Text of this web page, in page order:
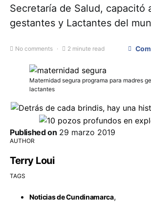
Secretaría de Salud, capacitó
gestantes y Lactantes del
No comments 2 minute read
Maternidad segura programa para madres
lactantes
Published on 29 marzo 2019
AUTHOR
Terry Loui
TAGS
Noticias de Cundinamarca,